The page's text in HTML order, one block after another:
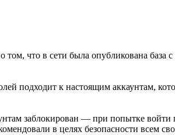
что в сети была опубликована база
подходит к настоящим аккаунтам,
заблокирован — при попытке войти
в целях безопасности всем